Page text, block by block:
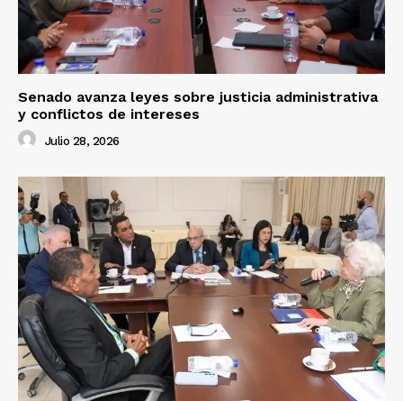
Senado avanza leyes sobre justicia administrativa
y conflictos de intereses
Julio 28, 2026